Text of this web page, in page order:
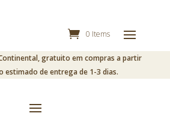
0 Items
gratuito em compras a partir
estimado de entrega de 1-3 dias.